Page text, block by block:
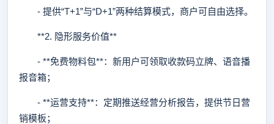
- 提供“T+1”与“D+1”两种结算模式，商户可自由选择。
**2. 隐形服务价值**
- **免费物料包**：新用户可领取收款码立牌、语音播
报音箱；
- **运营支持**：定期推送经营分析报告，提供节日营
销模板；